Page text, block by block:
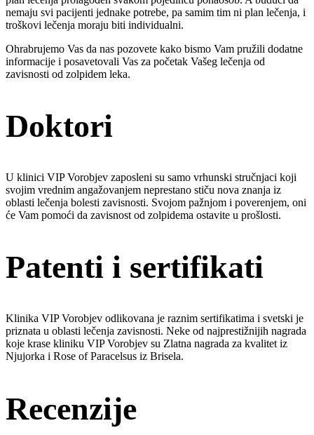
nemaju svi pacijenti jednake potrebe, pa samim tim ni plan lečenja, i
troškovi lečenja moraju biti individualni.
Ohrabrujemo Vas da nas pozovete kako bismo Vam pružili dodatne
informacije i posavetovali Vas za početak Vašeg lečenja od
zavisnosti od zolpidem leka.
Doktori
U klinici VIP Vorobjev zaposleni su samo vrhunski stručnjaci koji
svojim vrednim angažovanjem neprestano stiču nova znanja iz
oblasti lečenja bolesti zavisnosti. Svojom pažnjom i poverenjem, oni
će Vam pomoći da zavisnost od zolpidema ostavite u prošlosti.
Patenti i sertifikati
Klinika VIP Vorobjev odlikovana je raznim sertifikatima i svetski je
priznata u oblasti lečenja zavisnosti. Neke od najprestižnijih nagrada
koje krase kliniku VIP Vorobjev su Zlatna nagrada za kvalitet iz
Njujorka i Rose of Paracelsus iz Brisela.
Recenzije